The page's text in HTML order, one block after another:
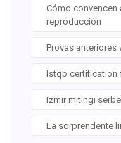
Cómo convencen
reproducción
Provas anteriores
Istqb certification
Izmir mitingi
La sorprendente